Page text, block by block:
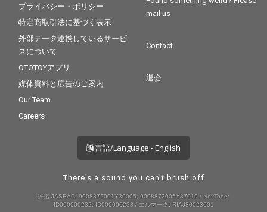
プライバシー・ポリシー
特定商取引法に基づく表示
外部データ連携しているサービ
スについて
OTOTOYアプリ
媒体資料と広告のご案内
Our Team
Careers
mail us
Contact
退会
言語/Language - English
There's a sound you can't brush off
許諾 JASRAC: 9008872001Y30005, 9008872005Y37019 / NexTone:
ID000000232, ID000000233 / エルマーク: RIAJ80023001